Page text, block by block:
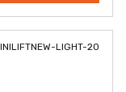
LIGHT-20